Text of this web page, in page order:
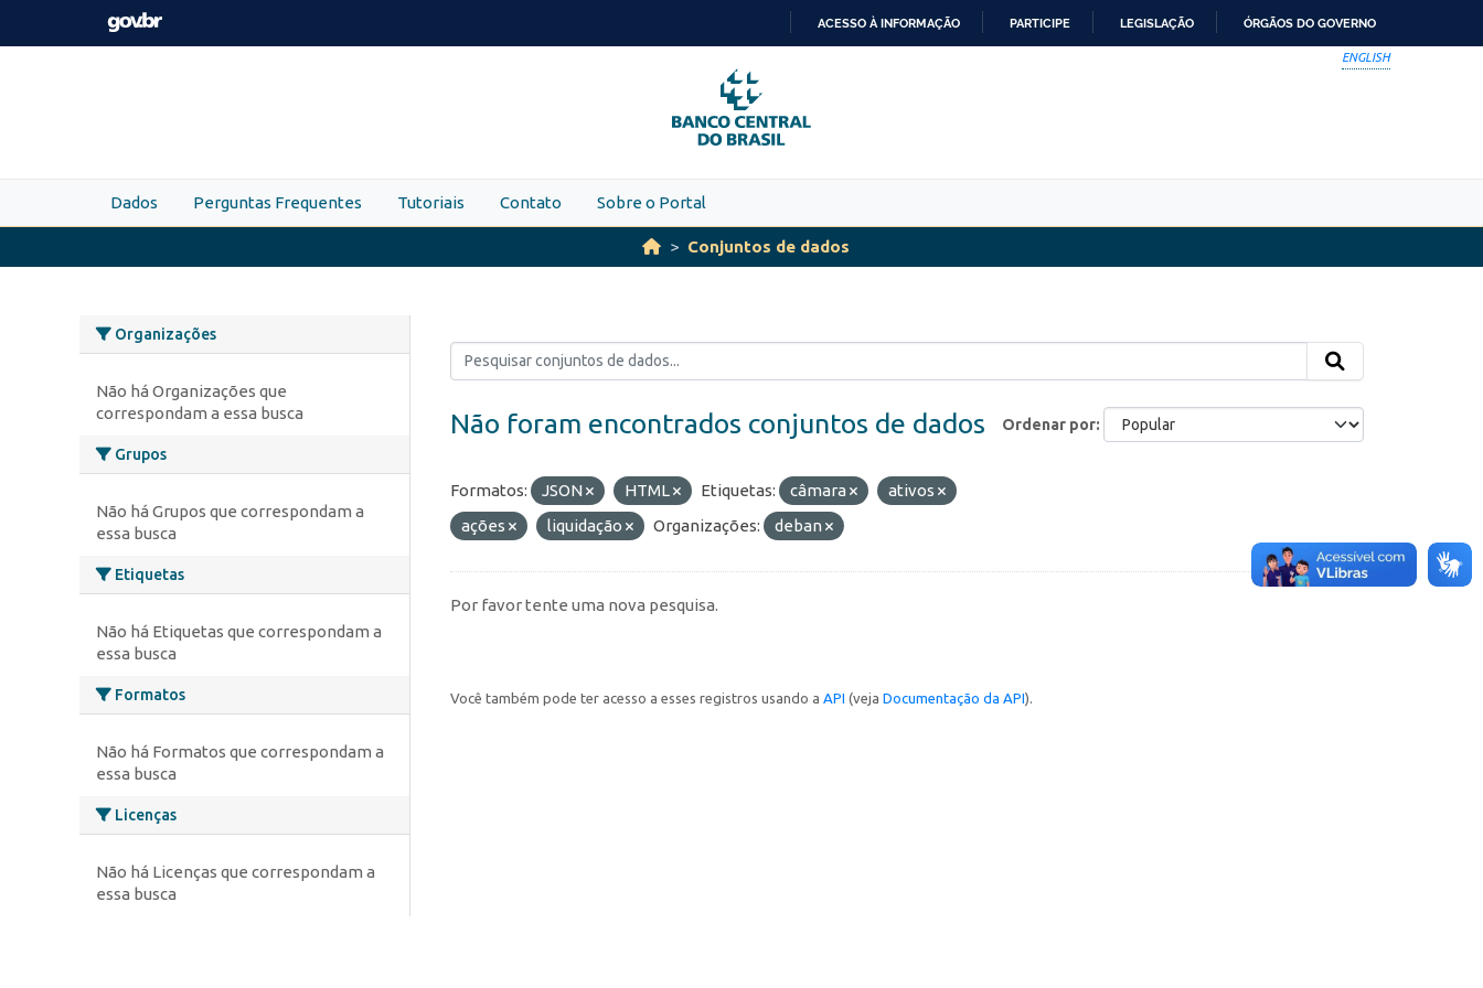
Skip to main content
PARA
O
CONTEÚDO
ACESSO À INFORMAÇÃO PARTICIPE LEGISLAÇÃO ÓRGÃOS DO GOVERNO
ENGLISH
Dados Perguntas Frequentes Tutoriais Contato Sobre o Portal
Conjuntos de dados
Organizações
Não há Organizações que
correspondam a essa busca
Grupos
Não há Grupos que correspondam a
essa busca
Etiquetas
Não há Etiquetas que correspondam a
essa busca
Formatos
Não há Formatos que correspondam a
essa busca
Licenças
Não há Licenças que correspondam a
essa busca
Ordenar por
Não foram encontrados conjuntos de dados
Formatos: JSON HTML Etiquetas: câmara
ativos
ações
liquidação Organizações: deban
Por favor tente uma nova pesquisa.
Você também pode ter acesso a esses registros usando a API (veja Documentação da API).